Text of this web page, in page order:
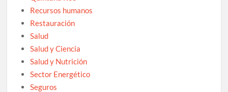
Recursos humanos
Restauración
Salud
Salud y Ciencia
Salud y Nutrición
Sector Energético
Seguros